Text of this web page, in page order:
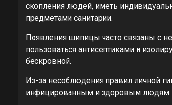
скопления людей, иметь
предметами санитарии.
Появления шипицы часто связаны с
пользоваться антисептиками и
бескровной.
Из-за несоблюдения правил личной
инфицированным и здоровым людям.